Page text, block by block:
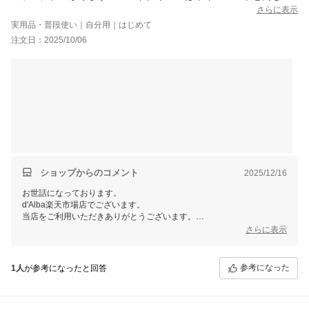
りで高級感があります！乾燥する時期なのでハンドクリームのセ
ットは嬉しいです！紙袋とセットの箱が付いてくるのでギフトに
ピッタリだと思いました！！もらったら絶対嬉しい！！大満足で
す！
さらに表示
実用品・普段使い｜自分用｜はじめて
注文日：2025/10/06
ショップからのコメント 2025/12/16
お世話になっております。
d'Alba楽天市場店でございます。
当店をご利用いただきありがとうございます。
今後もお客様のご期待に応えられるようスタッフ一同精進して参りま
さらに表示
1人が参考になったと回答 参考になった